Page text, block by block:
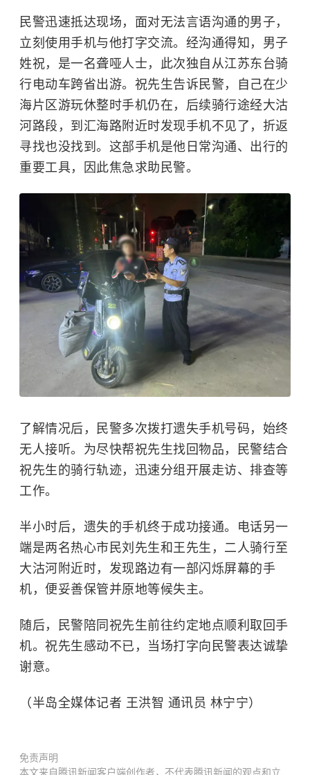
民警迅速抵达现场，面对无法言语沟通的男子，
立刻使用手机与他打字交流。经沟通得知，男子
姓祝，是一名聋哑人士，此次独自从江苏东台骑
行电动车跨省出游。祝先生告诉民警，自己在少
海片区游玩休整时手机仍在，后续骑行途经大沽
河路段，到汇海路附近时发现手机不见了，折返
寻找也没找到。这部手机是他日常沟通、出行的
重要工具，因此焦急求助民警。
了解情况后，民警多次拨打遗失手机号码，始终
无人接听。为尽快帮祝先生找回物品，民警结合
祝先生的骑行轨迹，迅速分组开展走访、排查等
工作。
半小时后，遗失的手机终于成功接通。电话另一
端是两名热心市民刘先生和王先生，二人骑行至
大沽河附近时，发现路边有一部闪烁屏幕的手
机，便妥善保管并原地等候失主。
随后，民警陪同祝先生前往约定地点顺利取回手
机。祝先生感动不已，当场打字向民警表达诚挚
谢意。
（半岛全媒体记者 王洪智 通讯员 林宁宁）
免责声明
本文来自腾讯新闻客户端创作者，不代表腾讯新闻的观点和立